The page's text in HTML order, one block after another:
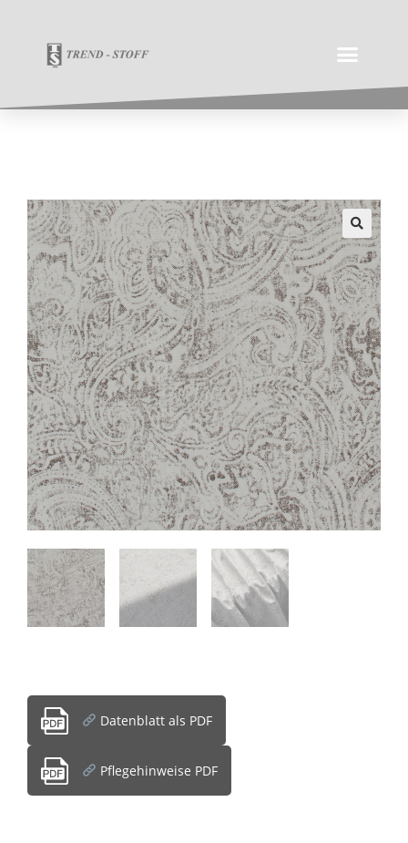
Datenblatt als PDF
Pflegehinweise PDF